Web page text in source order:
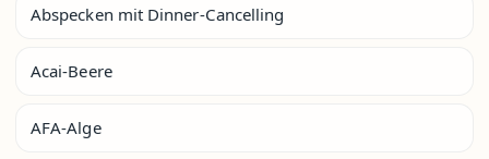
Abspecken mit Dinner-Cancelling
Acai-Beere
AFA-Alge